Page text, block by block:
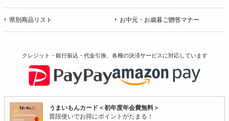
県別商品リスト お中元・お歳暮ご贈答マナー
クレジット・銀行振込・代金引換、各種の決済サービスに対応しています
うまいもんカード＜初年度年会費無料＞
普段使いでお得にポイントがたまる！